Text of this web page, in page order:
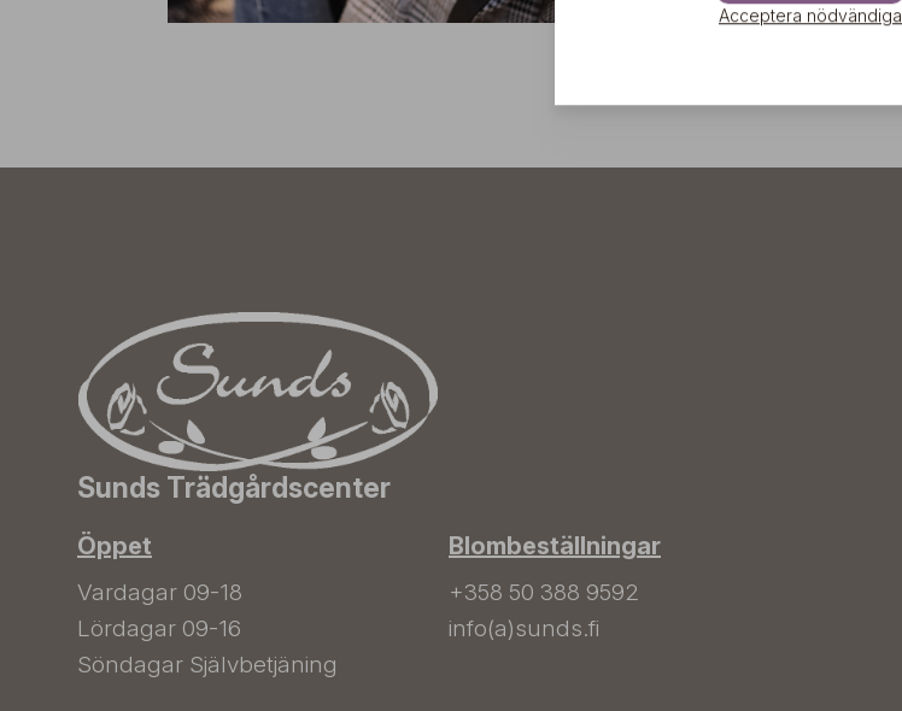
Sunds Trädgårdscenter
Öppet
Vardagar 09-18
Lördagar 09-16
Söndagar Självbetjäning
Blombeställningar
+358 50 388 9592
info(a)sunds.fi
Acceptera nödvändiga